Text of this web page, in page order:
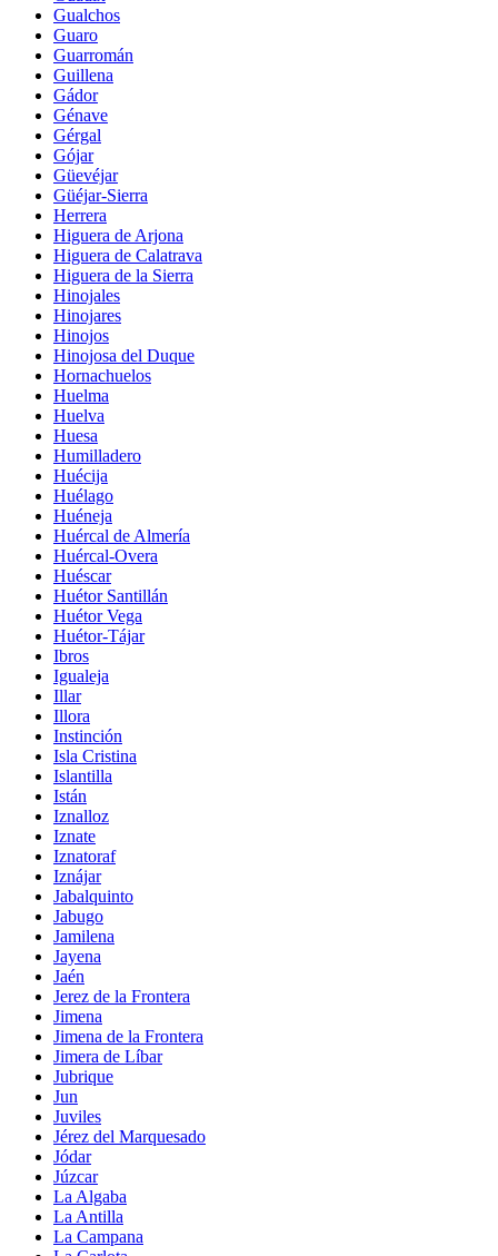
Gualchos
Guaro
Guarromán
Guillena
Gádor
Génave
Gérgal
Gójar
Güevéjar
Güéjar-Sierra
Herrera
Higuera de Arjona
Higuera de Calatrava
Higuera de la Sierra
Hinojales
Hinojares
Hinojos
Hinojosa del Duque
Hornachuelos
Huelma
Huelva
Huesa
Humilladero
Huécija
Huélago
Huéneja
Huércal de Almería
Huércal-Overa
Huéscar
Huétor Santillán
Huétor Vega
Huétor-Tájar
Ibros
Igualeja
Illar
Illora
Instinción
Isla Cristina
Islantilla
Istán
Iznalloz
Iznate
Iznatoraf
Iznájar
Jabalquinto
Jabugo
Jamilena
Jayena
Jaén
Jerez de la Frontera
Jimena
Jimena de la Frontera
Jimera de Líbar
Jubrique
Jun
Juviles
Jérez del Marquesado
Jódar
Júzcar
La Algaba
La Antilla
La Campana